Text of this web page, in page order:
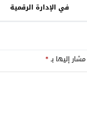
في الإدارة الرقمية
إليها بـ*